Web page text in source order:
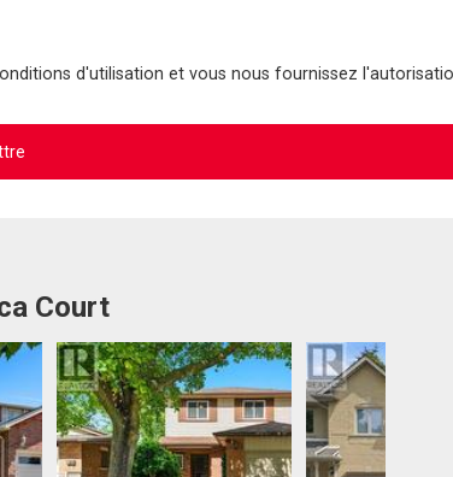
d'utilisation et vous nous fournissez
Court